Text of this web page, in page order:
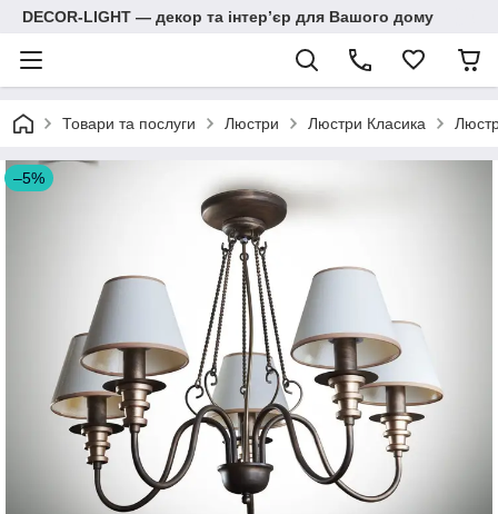
DECOR-LIGHT — декор та інтерʼєр для Вашого дому
Товари та послуги Люстри Люстри Класика
–5%